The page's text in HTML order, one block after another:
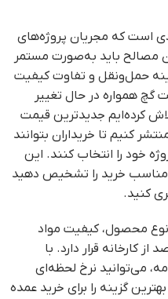
است که مجریان پروژه‌های
مصالح باید به‌صورت مستمر
حمل‌ونقل و تفاوت کیفیت
همواره در حال تغییر
کرده‌ایم جدیدترین قیمت
کنیم تا خریداران بتوانند
خود را انتخاب کنند. این
مناسب خرید را تشخیص دهید
کنید.
نوع محصول، کیفیت مواد
کارخانه قرار دارد. با
می‌توانید نرخ لحظه‌ای
گزینه را برای خرید عمده